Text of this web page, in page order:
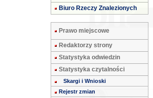
Biuro Rzeczy Znalezionych
Prawo miejscowe
Redaktorzy strony
Statystyka odwiedzin
Statystyka czytalności
Skargi i Wnioski
Rejestr zmian